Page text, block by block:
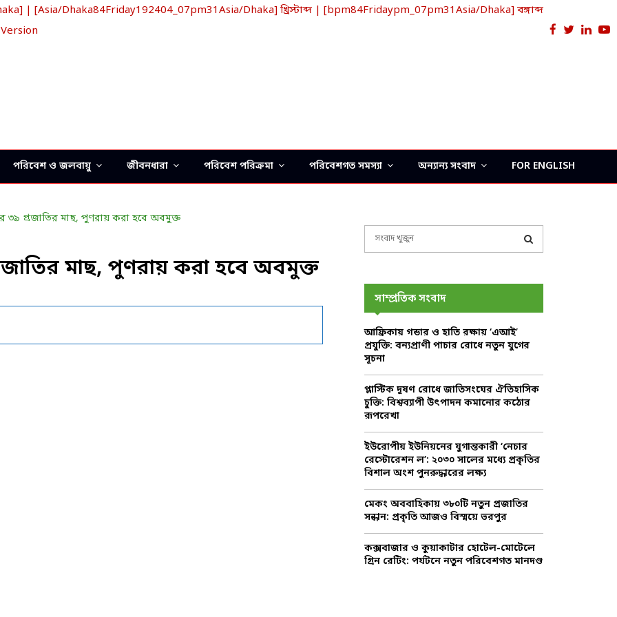
| [Asia/Dhaka84Friday192404_07pm31Asia/Dhaka] খ্রিস্টাব্দ | [bpm84Fridaypm_07pm31Asia/Dhaka] বঙ্গাব্দ
Facebook
Twitter
পরিবেশ ও জলবায়ু জীবনধারা পরিবেশ পরিক্রমা পরিবেশগত সমস্যা অন্যান্য সংবাদ FOR ENGLISH
মাছ, পুণরায় করা হবে অবমুক্ত
o
r
:
R
C
H
সাম্প্রতিক সংবাদ
আফ্রিকায় গন্ডার ও হাতি রক্ষায় ‘এআই’
প্রযুক্তি: বন্যপ্রাণী পাচার রোধে নতুন যুগের
সূচনা
প্লাস্টিক দূষণ রোধে জাতিসংঘের ঐতিহাসিক
চুক্তি: বিশ্বব্যাপী উৎপাদন কমানোর কঠোর
রূপরেখা
ইউরোপীয় ইউনিয়নের যুগান্তকারী ‘নেচার
রেস্টোরেশন ল’: ২০৩০ সালের মধ্যে প্রকৃতির
বিশাল অংশ পুনরুদ্ধারের লক্ষ্য
মেকং অববাহিকায় ৩৮০টি নতুন প্রজাতির
সন্ধান: প্রকৃতি আজও বিস্ময়ে ভরপুর
কক্সবাজার ও কুয়াকাটার হোটেল-মোটেলে
গ্রিন রেটিং: পর্যটনে নতুন পরিবেশগত মানদণ্ড